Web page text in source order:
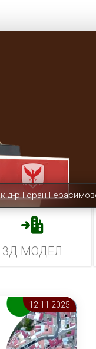
д-р Горан
3Д МОДЕЛ
12.11 2025